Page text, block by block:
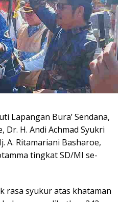
Lapangan Bura’ Sendana,
Dr. H. Andi Achmad Syukri
A. Ritamariani Basharoe,
tingkat SD/MI se-
rasa syukur atas khataman